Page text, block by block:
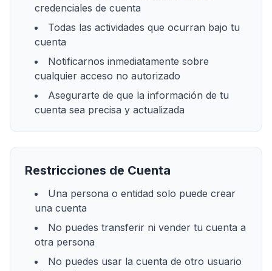
credenciales de cuenta
Todas las actividades que ocurran bajo tu
cuenta
Notificarnos inmediatamente sobre
cualquier acceso no autorizado
Asegurarte de que la información de tu
cuenta sea precisa y actualizada
Restricciones de Cuenta
Una persona o entidad solo puede crear
una cuenta
No puedes transferir ni vender tu cuenta a
otra persona
No puedes usar la cuenta de otro usuario